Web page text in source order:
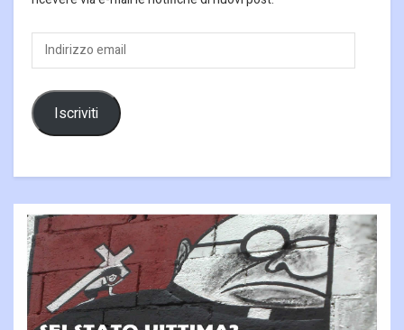
Indirizzo
email
Iscriviti